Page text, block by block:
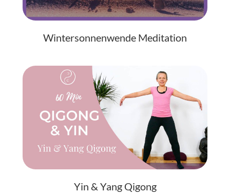
Wintersonnenwende Meditation
Yin & Yang Qigong